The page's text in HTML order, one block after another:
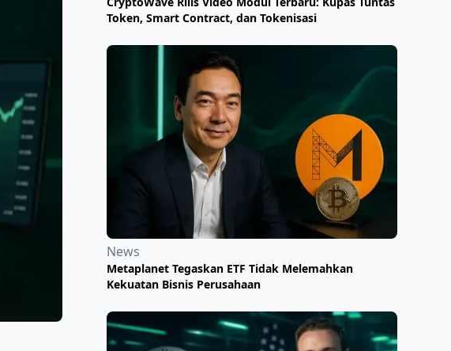
Token, Smart Contract, dan Tokenisasi
News
Metaplanet Tegaskan ETF Tidak Melemahkan
Kekuatan Bisnis Perusahaan